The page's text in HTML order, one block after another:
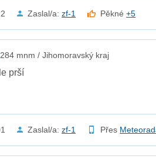
Zaslal/a:zf-1 Pěkné+5
284 mnm / Jihomoravský kraj
prší
Zaslal/a:zf-1 Přes